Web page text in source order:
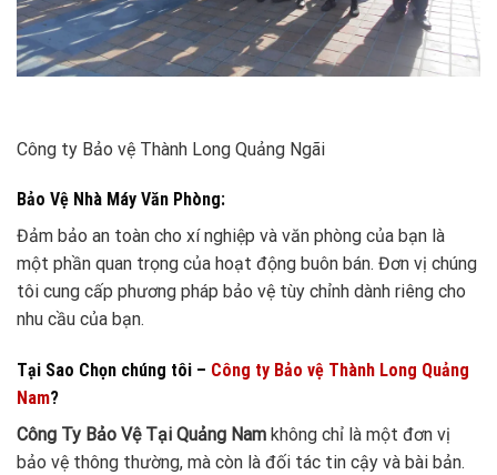
Công ty Bảo vệ Thành Long Quảng Ngãi
Bảo Vệ Nhà Máy Văn Phòng:
Đảm bảo an toàn cho xí nghiệp và văn phòng của bạn là
một phần quan trọng của hoạt động buôn bán. Đơn vị chúng
tôi cung cấp phương pháp bảo vệ tùy chỉnh dành riêng cho
nhu cầu của bạn.
Tại Sao Chọn chúng tôi – Công ty Bảo vệ Thành Long Quảng
Nam?
Công Ty Bảo Vệ Tại Quảng Nam không chỉ là một đơn vị
bảo vệ thông thường, mà còn là đối tác tin cậy và bài bản.